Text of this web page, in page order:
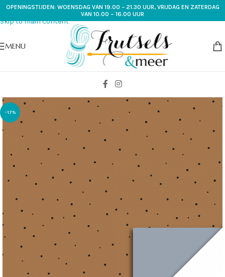
Skip to navigation
Skip to main content
OPENINGSTIJDEN: WOENSDAG VAN 19.00 – 21.30 UUR, VRIJDAG EN ZATERDAG
VAN 10.00 – 16.00 UUR
MENU
-17%